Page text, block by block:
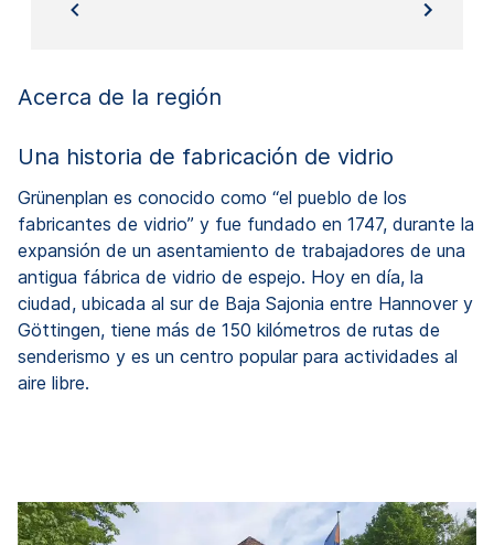
Acerca de la región
Una historia de fabricación de vidrio
Grünenplan es conocido como “el pueblo de los
fabricantes de vidrio” y fue fundado en 1747, durante la
expansión de un asentamiento de trabajadores de una
antigua fábrica de vidrio de espejo. Hoy en día, la
ciudad, ubicada al sur de Baja Sajonia entre Hannover y
Göttingen, tiene más de 150 kilómetros de rutas de
senderismo y es un centro popular para actividades al
aire libre.